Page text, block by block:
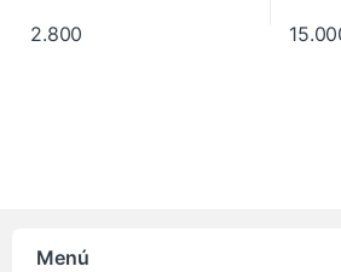
2.800
Menú